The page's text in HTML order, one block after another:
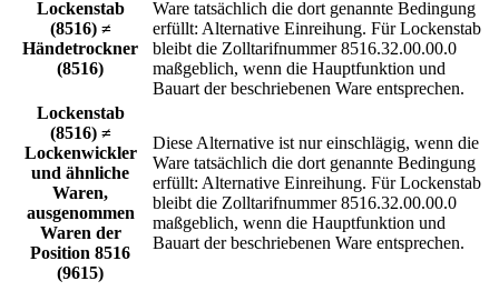
Lockenstab
(8516) ≠
Händetrockner
(8516)
Ware tatsächlich die dort genannte Bedingung
erfüllt: Alternative Einreihung. Für Lockenstab
bleibt die Zolltarifnummer 8516.32.00.00.0
maßgeblich, wenn die Hauptfunktion und
Bauart der beschriebenen Ware entsprechen.
Lockenstab
(8516) ≠
Lockenwickler
und ähnliche
Waren,
ausgenommen
Waren der
Position 8516
(9615)
Diese Alternative ist nur einschlägig, wenn die
Ware tatsächlich die dort genannte Bedingung
erfüllt: Alternative Einreihung. Für Lockenstab
bleibt die Zolltarifnummer 8516.32.00.00.0
maßgeblich, wenn die Hauptfunktion und
Bauart der beschriebenen Ware entsprechen.